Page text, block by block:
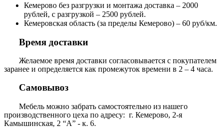
Кемерово без разгрузки и монтажа доставка – 2000
рублей, с разгрузкой – 2500 рублей.
Кемеровская область (за пределы Кемерово) – 60 руб/км.
Время доставки
Желаемое время доставки согласовывается с покупателем
заранее и определяется как промежуток времени в 2 – 4 часа.
Самовывоз
Мебель можно забрать самостоятельно из нашего
производственного цеха по адресу: г. Кемерово, 2-я
Камышинская, 2 “А” - к. 6.